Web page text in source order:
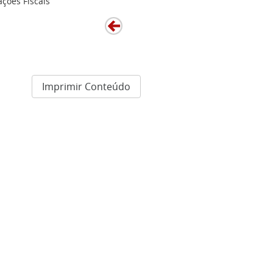
Imprimir Conteúdo